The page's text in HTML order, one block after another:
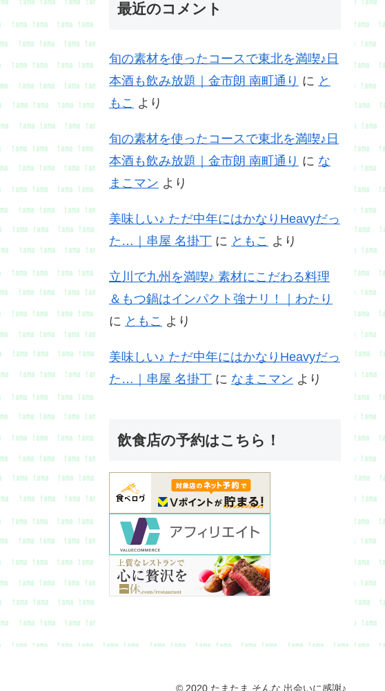
最近のコメント
旬の素材を使ったコースで東北を満喫♪日
本酒も飲み放題｜金市朗 南町通り に と
もこ より
旬の素材を使ったコースで東北を満喫♪日
本酒も飲み放題｜金市朗 南町通り に な
まこマン より
美味しい♪ ただ中年にはかなりHeavyだっ
た…｜串屋 名掛丁 に ともこ より
立川で九州を満喫♪ 素材にこだわる料理
＆もつ鍋はインパクト強ナリ！｜わたり
に ともこ より
美味しい♪ ただ中年にはかなりHeavyだっ
た…｜串屋 名掛丁 に なまこマン より
飲食店の予約はこちら！
© 2020 たまたま そんな 出会いに感謝♪.